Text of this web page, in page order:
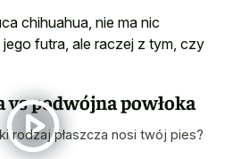
chihuahua, nie ma nic
futra, ale raczej z tym, czy
vs podwójna powłoka
rodzaj płaszcza nosi twój pies?